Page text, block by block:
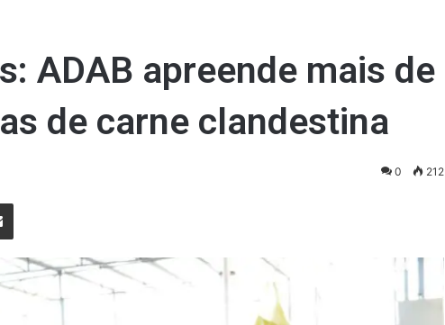
ADAB apreende mais de
de carne clandestina
0 212
Compartilhar via e-mail